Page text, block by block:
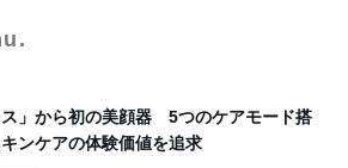
ス」から初の美顔器 5つのケアモード搭
ンケアの体験価値を追求